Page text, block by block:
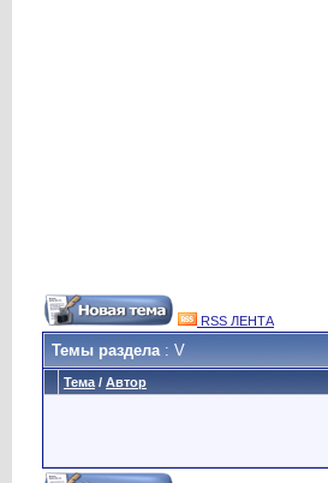
RSS ЛЕНТА
Темы раздела: V
Тема / Автор